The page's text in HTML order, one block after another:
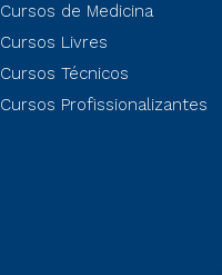
Cursos de Medicina
Cursos Livres
Cursos Técnicos
Cursos Profissionalizantes